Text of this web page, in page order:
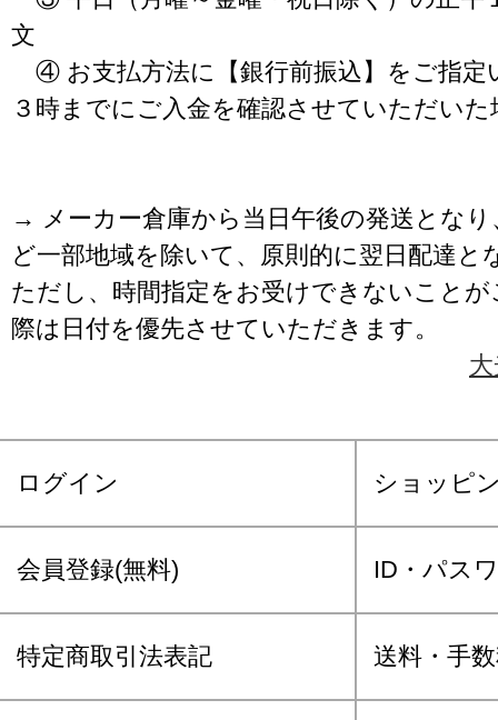
文
④ お支払方法に【銀行前振込】をご指定
３時までにご入金を確認させていただいた
→ メーカー倉庫から当日午後の発送となり
ど一部地域を除いて、原則的に翌日配達と
ただし、時間指定をお受けできないこと
際は日付を優先させていただきます。
ログイン ショッピ
会員登録(無料) ID・パス
特定商取引法表記 送料・手